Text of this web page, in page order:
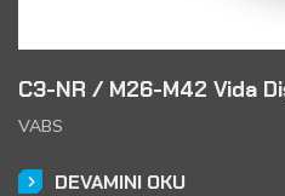
C3-NR / M26-M42 Vida
VABS
DEVAMINI OKU